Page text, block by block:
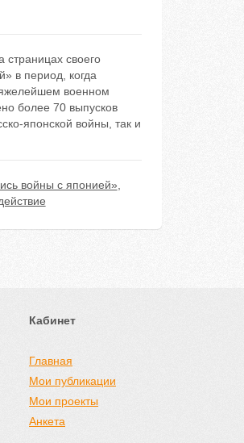
своего
в период, когда
военном
более 70 выпусков
японской войны, так и
войны с японией»
Кабинет
Главная
Мои публикации
Мои проекты
Анкета